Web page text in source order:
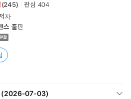
(245) 관심 404
자
스 출판
(2026-07-03)